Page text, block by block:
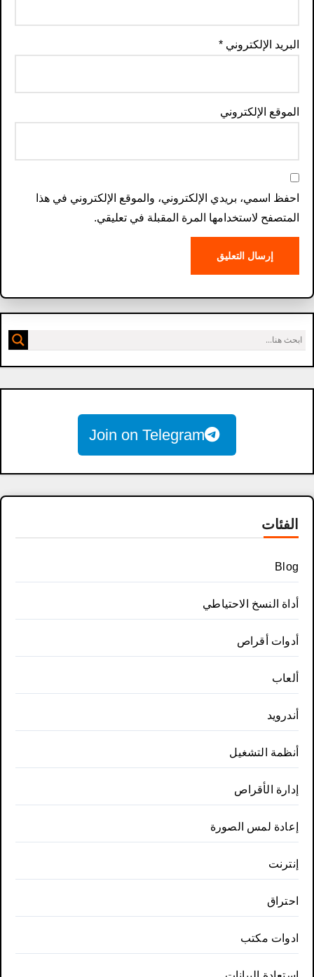
البريد الإلكتروني*
الموقع الإلكتروني
احفظ اسمي، بريدي الإلكتروني، والموقع الإلكتروني في هذا
المتصفح لاستخدامها المرة المقبلة في تعليقي.
Join on Telegram
الفئات
Blog
أداة النسخ الاحتياطي
أدوات أقراص
ألعاب
أندرويد
أنظمة التشغيل
إدارة الأقراص
إعادة لمس الصورة
إنترنت
احتراق
ادوات مكتب